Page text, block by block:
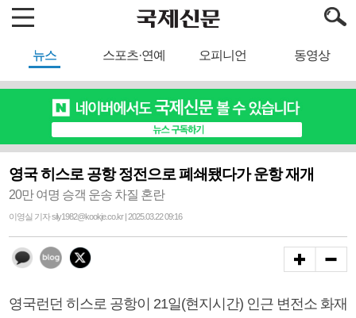
뉴스 스포츠·연예 오피니언 동영상
영국 히스로 공항 정전으로 폐쇄됐다가 운항 재개
20만 여명 승객 운송 차질 혼란
이영실 기자 sily1982@kookje.co.kr | 2025.03.22 09:16
영국런던 히스로 공항이 21일(현지시간) 인근 변전소 화재